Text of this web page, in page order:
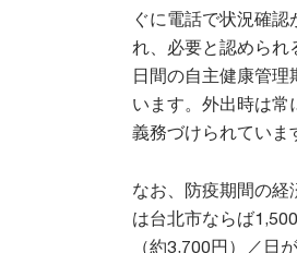
ぐに電話で状況確
れ、必要と認めら
日間の自主健康管
います。外出時は常
義務づけられていま
なお、防疫期間の経
は台北市ならば
（約3,700円）／日